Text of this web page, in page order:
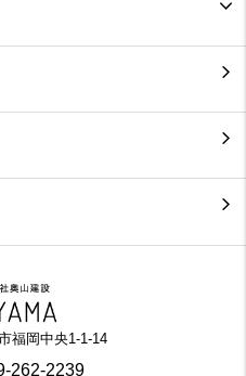
福岡中央1-1-14
262-2239